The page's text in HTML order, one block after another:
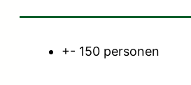
+- 150 personen